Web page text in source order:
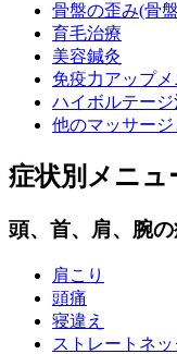
骨盤の歪み(骨
育毛治療
美容鍼灸
免疫力アップ
ハイボルテージ
他のマッサー
症状別メニュ
頭、首、肩、腕
肩こり
頭痛
寝違え
ストレートネッ